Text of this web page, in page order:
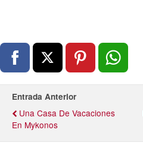
Entrada Anterior
Una Casa De Vacaciones
En Mykonos